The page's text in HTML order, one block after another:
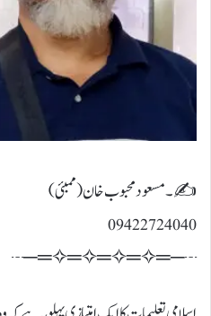
✍۔مسعود محبوب خان (ممبئی)
09422724040
┄─═✧═✧═✧═✧═─┄